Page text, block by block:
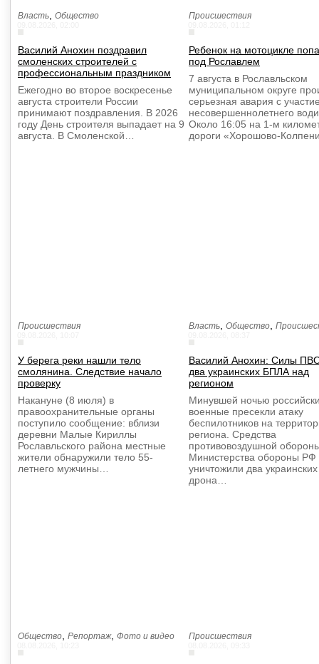
Власть Общество
Василий Анохин поздравил
смоленских строителей с
профессиональным праздником
Ежегодно во второе воскресенье
августа строители России
принимают поздравления. В 2026
году День строителя выпадает на 9
августа. В Смоленской…
Происшествия
Ребенок на мотоцикле
под Рославлем
7 августа в Рославльском
муниципальном округе
серьезная авария с
несовершеннолетнего
Около 16:05 на 1-м
дороги «Хорошово-
Происшествия
У берега реки нашли тело
смолянина. Следствие начало
проверку
Накануне (8 июля) в
правоохранительные органы
поступило сообщение: вблизи
деревни Малые Кириллы
Рославльского района местные
жители обнаружили тело 55-
летнего мужчины…
Власть Общество
Василий Анохин: Силы
два украинских БПЛА над
регионом
Минувшей ночью
военные пресекли атаку
беспилотников на
региона. Средства
противовоздушной
Министерства обороны РФ
уничтожили два украинских
дрона…
Общество Репортаж, Фото и видео Происшествия